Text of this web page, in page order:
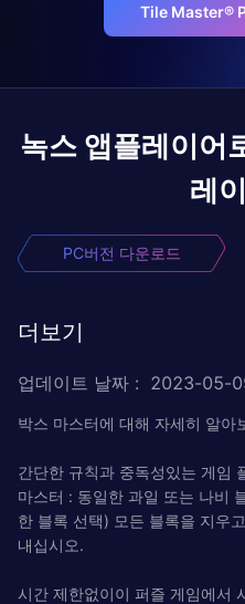
Tile Master®
녹스 앱플레이어
레
PC버전 다운로드
더보기
업데이트 날짜 : 2023-05-
박스 마스터에 대해 자세히 알아
간단한 규칙과 중독성있는 게임
마스터 : 동일한 과일 또는 나비
한 블록 선택) 모든 블록을 지우
내십시오.
시간 제한없이이 퍼즐 게임에서